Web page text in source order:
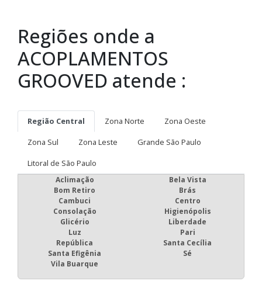
Regiões onde a
ACOPLAMENTOS
GROOVED atende :
Região Central Zona Norte
Zona Oeste
Zona Sul
Zona Leste
Grande São Paulo
Litoral de São Paulo
Aclimação
Bela Vista
Bom Retiro
Brás
Cambuci
Centro
Consolação
Higienópolis
Glicério
Liberdade
Luz
Pari
República
Santa Cecília
Santa Efigênia
Sé
Vila Buarque